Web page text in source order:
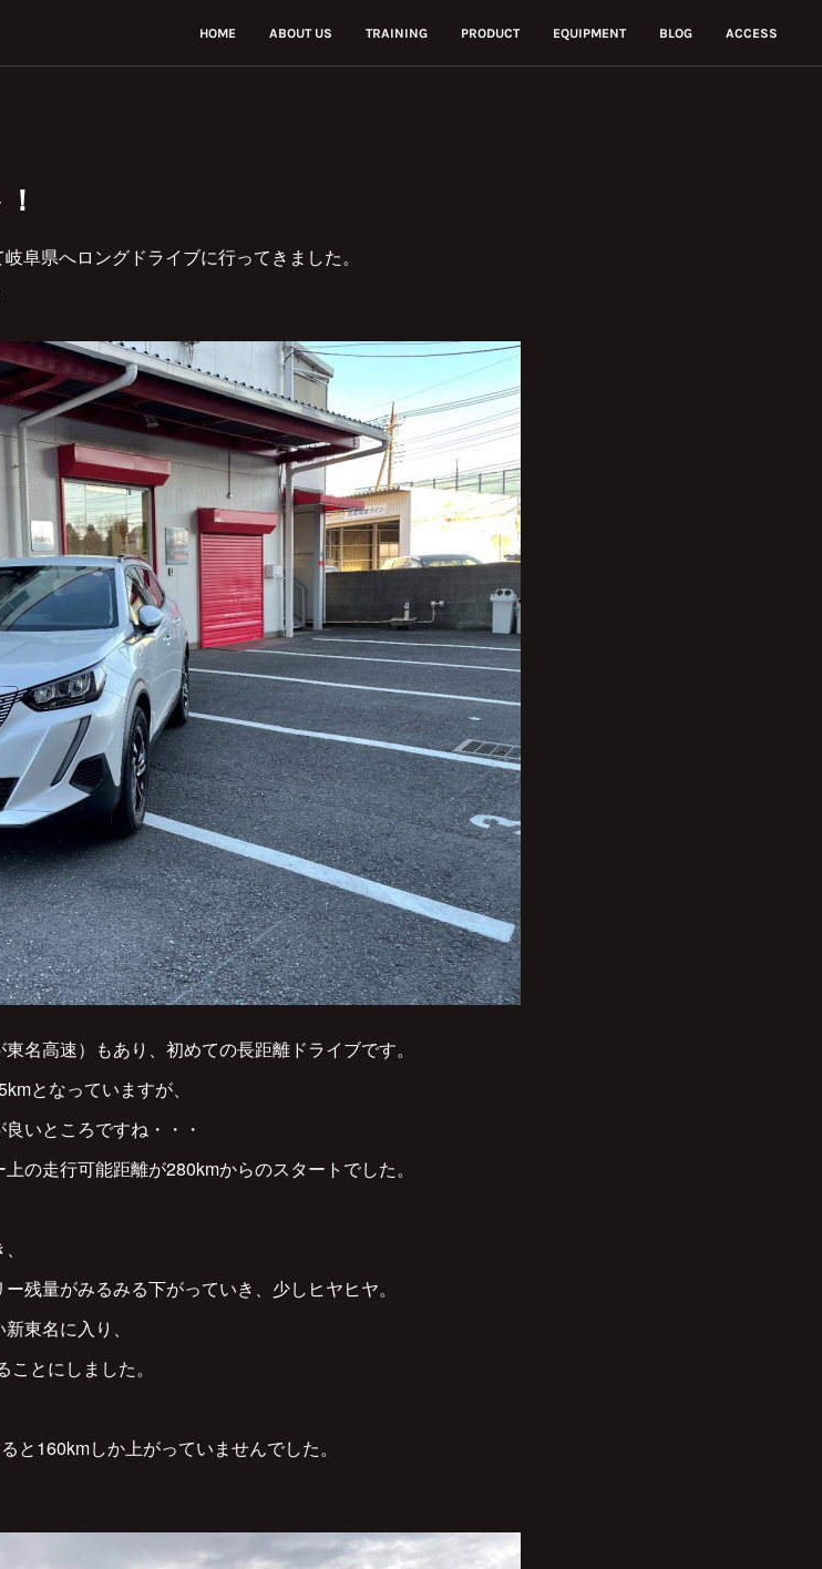
HOME ABOUT US TRAINING PRODUCT EQUIPMENT BLOG ACCESS
阜県へロングドライブに行ってきました。
名高速）もあり、初めての長距離ドライブです。
となっていますが、
いところですね・・・
の走行可能距離が280kmからのスタートでした。
残量がみるみる下がっていき、少しヒヤヒヤ。
東名に入り、
とにしました。
と160kmしか上がっていませんでした。